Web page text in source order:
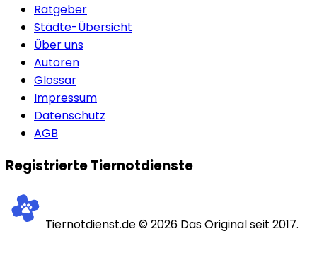
Ratgeber
Städte-Übersicht
Über uns
Autoren
Glossar
Impressum
Datenschutz
AGB
Registrierte Tiernotdienste
Tiernotdienst.de ©2026 Das Original seit 2017.